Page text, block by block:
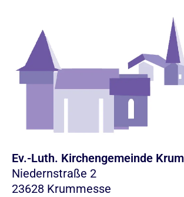
Ev.-Luth. Kirchengemeinde
Niedernstraße 2
23628 Krummesse